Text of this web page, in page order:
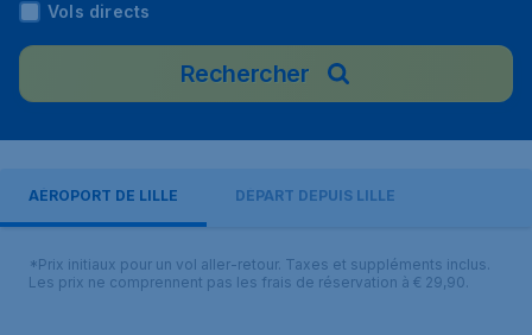
Vols directs
Rechercher
AÉROPORT DE LILLE DÉPART DEPUIS LILLE
*Prix initiaux pour un vol aller-retour. Taxes et suppléments inclus.
Les prix ne comprennent pas les frais de réservation à € 29,90.